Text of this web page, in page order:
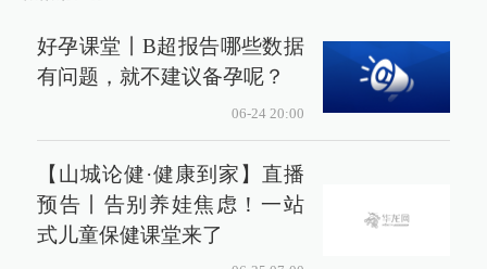
好孕课堂丨B超报告哪些数据
有问题，就不建议备孕呢？
06-24 20:00
【山城论健·健康到家】直播
预告丨告别养娃焦虑！一站
式儿童保健课堂来了